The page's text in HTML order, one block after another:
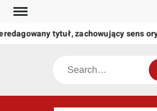
Skip
content
tytuł, zachowujący sens
Search